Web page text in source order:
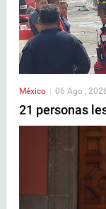
México 06 Ago ,
21 personas